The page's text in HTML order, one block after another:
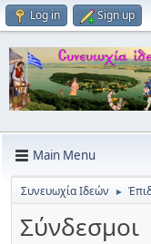
Log in Sign up
Main Menu
Συνευωχία Ιδεών ►
Σύνδεσμοι